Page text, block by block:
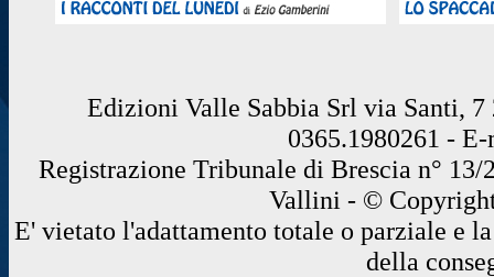
Edizioni Valle Sabbia Srl via Santi, 7
0365.1980261 -
Registrazione Tribunale di Brescia n°
Vallini - ©
E' vietato l'adattamento totale o parziale e
della